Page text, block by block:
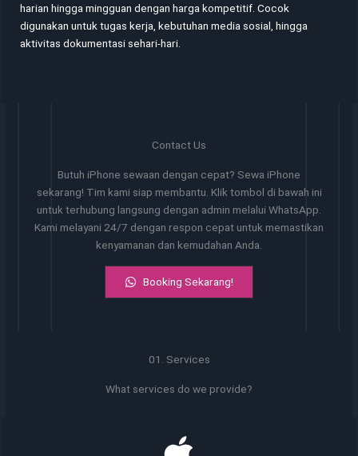
harian hingga mingguan dengan harga kompetitif. Cocok
digunakan untuk tugas kerja, kebutuhan media sosial, hingga
aktivitas dokumentasi sehari-hari.
Contact Us
Butuh iPhone sewaan dengan cepat? Sewa iPhone
sekarang! Tim kami siap membantu. Klik tombol di bawah ini
untuk terhubung langsung dengan admin melalui WhatsApp.
Kami melayani 24/7 dengan respon cepat untuk memastikan
kenyamanan dan kemudahan Anda.
Booking Sekarang!
01. Services
What services do we provide?